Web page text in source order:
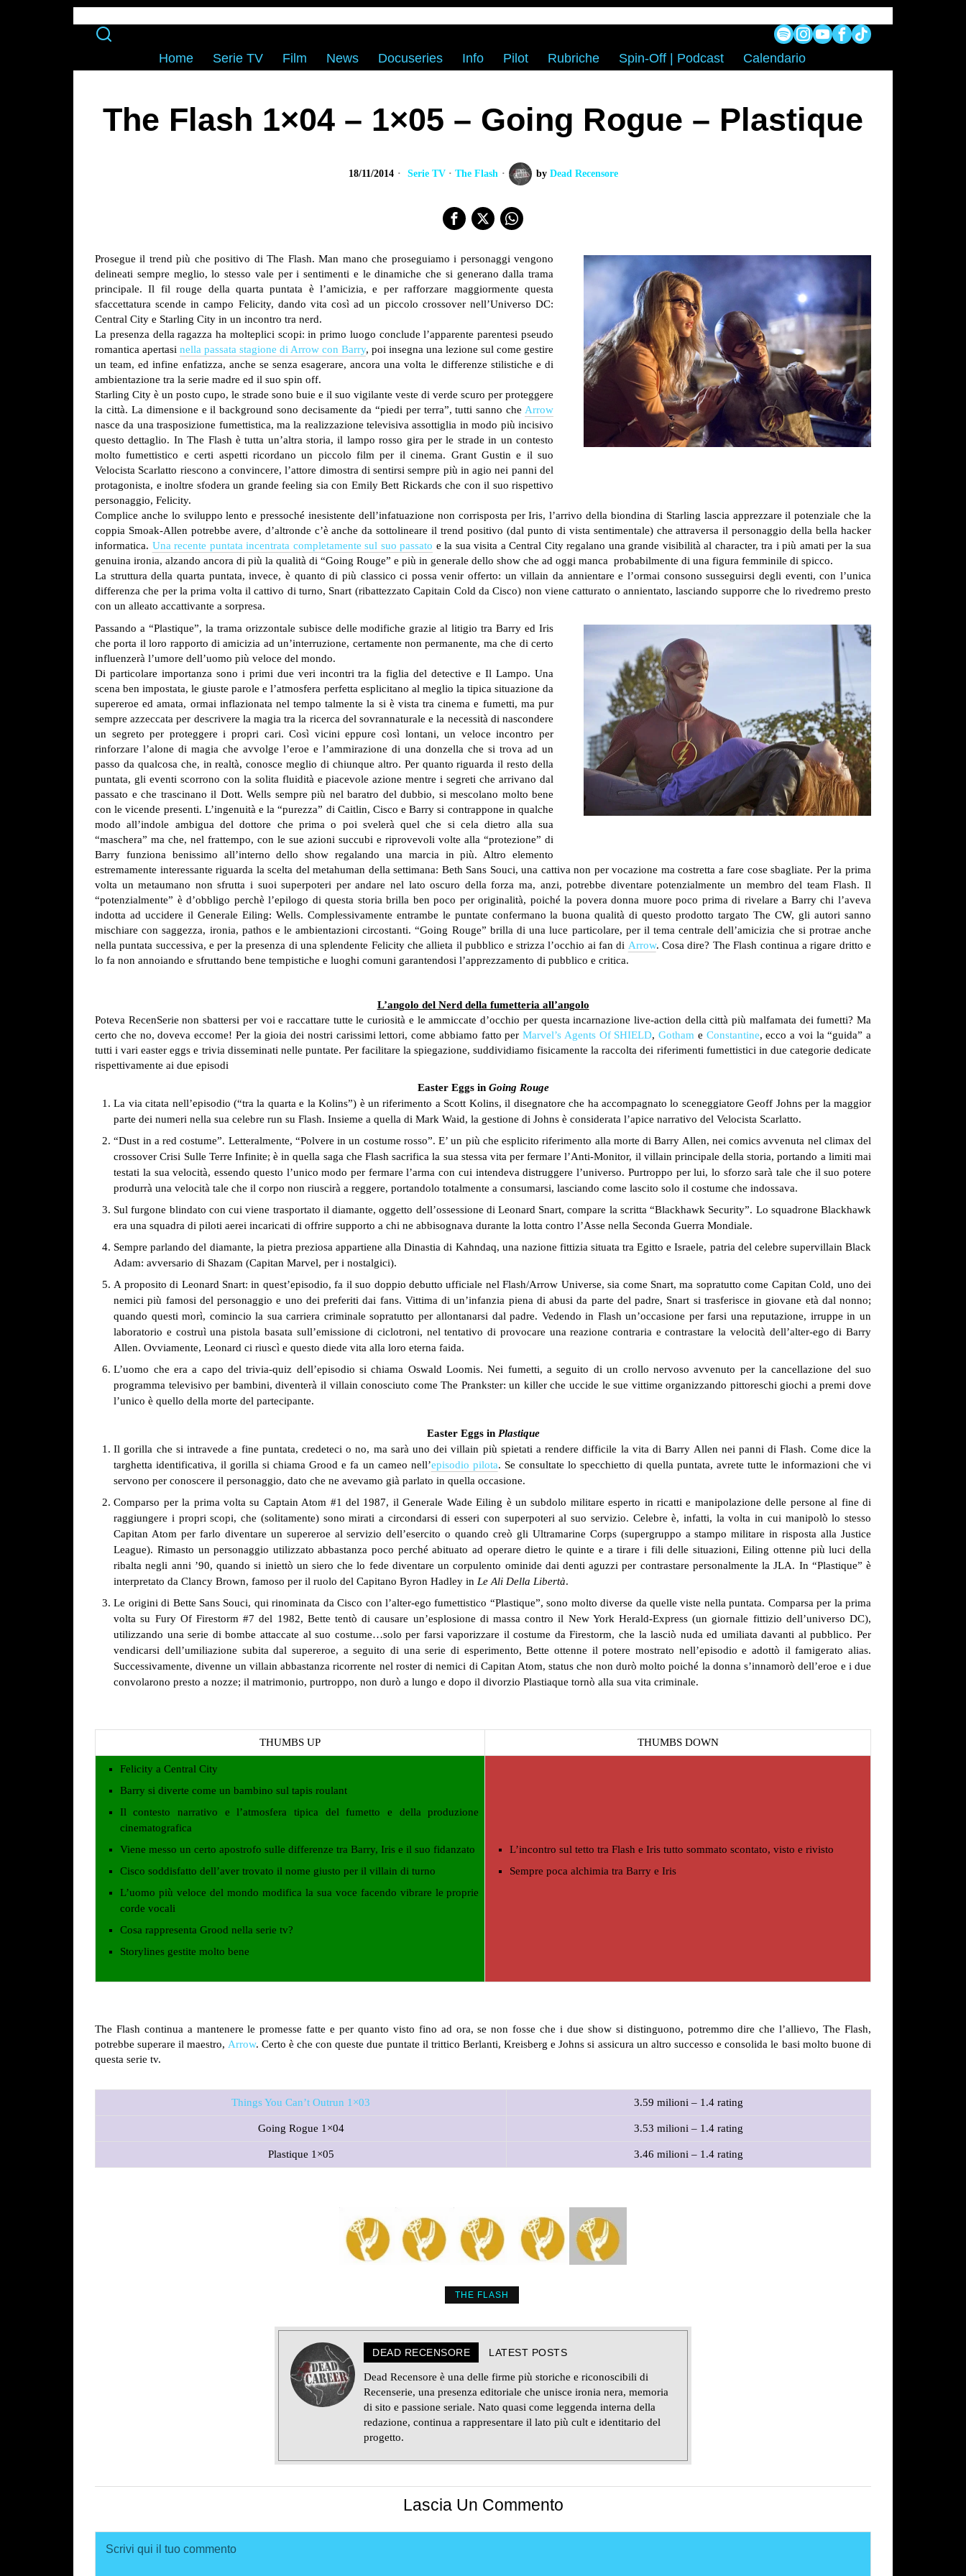
Home Serie TV Film News Docuseries Info Pilot Rubriche Spin-Off | Podcast Calendario
The Flash 1×04 – 1×05 – Going Rogue – Plastique
18/11/2014 Serie TV · The Flash by Dead Recensore
Prosegue il trend più che positivo di The Flash. Man mano che proseguiamo i personaggi vengono
delineati sempre meglio, lo stesso vale per i sentimenti e le dinamiche che si generano dalla trama
principale. Il fil rouge della quarta puntata è l’amicizia, e per rafforzare maggiormente questa
sfaccettatura scende in campo Felicity, dando vita così ad un piccolo crossover nell’Universo DC:
Central City e Starling City in un incontro tra nerd.
La presenza della ragazza ha molteplici scopi: in primo luogo conclude l’apparente parentesi pseudo
romantica apertasi nella passata stagione di Arrow con Barry, poi insegna una lezione sul come gestire
un team, ed infine enfatizza, anche se senza esagerare, ancora una volta le differenze stilistiche e di
ambientazione tra la serie madre ed il suo spin off.
Starling City è un posto cupo, le strade sono buie e il suo vigilante veste di verde scuro per proteggere
la città. La dimensione e il background sono decisamente da “piedi per terra”, tutti sanno che Arrow
nasce da una trasposizione fumettistica, ma la realizzazione televisiva assottiglia in modo più incisivo
questo dettaglio. In The Flash è tutta un’altra storia, il lampo rosso gira per le strade in un contesto
molto fumettistico e certi aspetti ricordano un piccolo film per il cinema. Grant Gustin e il suo
Velocista Scarlatto riescono a convincere, l’attore dimostra di sentirsi sempre più in agio nei panni del
protagonista, e inoltre sfodera un grande feeling sia con Emily Bett Rickards che con il suo rispettivo
personaggio, Felicity.
Complice anche lo sviluppo lento e pressoché inesistente dell’infatuazione non corrisposta per Iris, l’arrivo della biondina di Starling lascia apprezzare il potenziale che la
coppia Smoak-Allen potrebbe avere, d’altronde c’è anche da sottolineare il trend positivo (dal punto di vista sentimentale) che attraversa il personaggio della bella hacker
informatica. Una recente puntata incentrata completamente sul suo passato e la sua visita a Central City regalano una grande visibilità al character, tra i più amati per la sua
genuina ironia, alzando ancora di più la qualità di “Going Rouge” e più in generale dello show che ad oggi manca probabilmente di una figura femminile di spicco.
La struttura della quarta puntata, invece, è quanto di più classico ci possa venir offerto: un villain da annientare e l’ormai consono susseguirsi degli eventi, con l’unica
differenza che per la prima volta il cattivo di turno, Snart (ribattezzato Capitain Cold da Cisco) non viene catturato o annientato, lasciando supporre che lo rivedremo presto
con un alleato accattivante a sorpresa.
Passando a “Plastique”, la trama orizzontale subisce delle modifiche grazie al litigio tra Barry ed Iris
che porta il loro rapporto di amicizia ad un’interruzione, certamente non permanente, ma che di certo
influenzerà l’umore dell’uomo più veloce del mondo.
Di particolare importanza sono i primi due veri incontri tra la figlia del detective e Il Lampo. Una
scena ben impostata, le giuste parole e l’atmosfera perfetta esplicitano al meglio la tipica situazione da
supereroe ed amata, ormai inflazionata nel tempo talmente la si è vista tra cinema e fumetti, ma pur
sempre azzeccata per descrivere la magia tra la ricerca del sovrannaturale e la necessità di nascondere
un segreto per proteggere i propri cari. Così vicini eppure così lontani, un veloce incontro per
rinforzare l’alone di magia che avvolge l’eroe e l’ammirazione di una donzella che si trova ad un
passo da qualcosa che, in realtà, conosce meglio di chiunque altro. Per quanto riguarda il resto della
puntata, gli eventi scorrono con la solita fluidità e piacevole azione mentre i segreti che arrivano dal
passato e che trascinano il Dott. Wells sempre più nel baratro del dubbio, si mescolano molto bene
con le vicende presenti. L’ingenuità e la “purezza” di Caitlin, Cisco e Barry si contrappone in qualche
modo all’indole ambigua del dottore che prima o poi svelerà quel che si cela dietro alla sua
“maschera” ma che, nel frattempo, con le sue azioni succubi e riprovevoli volte alla “protezione” di
Barry funziona benissimo all’interno dello show regalando una marcia in più. Altro elemento
estremamente interessante riguarda la scelta del metahuman della settimana: Beth Sans Souci, una cattiva non per vocazione ma costretta a fare cose sbagliate. Per la prima
volta un metaumano non sfrutta i suoi superpoteri per andare nel lato oscuro della forza ma, anzi, potrebbe diventare potenzialmente un membro del team Flash. Il
“potenzialmente” è d’obbligo perchè l’epilogo di questa storia brilla ben poco per originalità, poiché la povera donna muore poco prima di rivelare a Barry chi l’aveva
indotta ad uccidere il Generale Eiling: Wells. Complessivamente entrambe le puntate confermano la buona qualità di questo prodotto targato The CW, gli autori sanno
mischiare con saggezza, ironia, pathos e le ambientazioni circostanti. “Going Rouge” brilla di una luce particolare, per il tema centrale dell’amicizia che si protrae anche
nella puntata successiva, e per la presenza di una splendente Felicity che allieta il pubblico e strizza l’occhio ai fan di Arrow. Cosa dire? The Flash continua a rigare dritto e
lo fa non annoiando e sfruttando bene tempistiche e luoghi comuni garantendosi l’apprezzamento di pubblico e critica.
L’angolo del Nerd della fumetteria all’angolo
Poteva RecenSerie non sbattersi per voi e raccattare tutte le curiosità e le ammiccate d’occhio per questa incarnazione live-action della città più malfamata dei fumetti? Ma
certo che no, doveva eccome! Per la gioia dei nostri carissimi lettori, come abbiamo fatto per Marvel’s Agents Of SHIELD, Gotham e Constantine, ecco a voi la “guida” a
tutti i vari easter eggs e trivia disseminati nelle puntate. Per facilitare la spiegazione, suddividiamo fisicamente la raccolta dei riferimenti fumettistici in due categorie dedicate
rispettivamente ai due episodi
Easter Eggs in Going Rouge
La via citata nell’episodio (“tra la quarta e la Kolins”) è un riferimento a Scott Kolins, il disegnatore che ha accompagnato lo sceneggiatore Geoff Johns per la maggior
parte dei numeri nella sua celebre run su Flash. Insieme a quella di Mark Waid, la gestione di Johns è considerata l’apice narrativo del Velocista Scarlatto.
“Dust in a red costume”. Letteralmente, “Polvere in un costume rosso”. E’ un più che esplicito riferimento alla morte di Barry Allen, nei comics avvenuta nel climax del
crossover Crisi Sulle Terre Infinite; è in quella saga che Flash sacrifica la sua stessa vita per fermare l’Anti-Monitor, il villain principale della storia, portando a limiti mai
testati la sua velocità, essendo questo l’unico modo per fermare l’arma con cui intendeva distruggere l’universo. Purtroppo per lui, lo sforzo sarà tale che il suo potere
produrrà una velocità tale che il corpo non riuscirà a reggere, portandolo totalmente a consumarsi, lasciando come lascito solo il costume che indossava.
Sul furgone blindato con cui viene trasportato il diamante, oggetto dell’ossessione di Leonard Snart, compare la scritta “Blackhawk Security”. Lo squadrone Blackhawk
era una squadra di piloti aerei incaricati di offrire supporto a chi ne abbisognava durante la lotta contro l’Asse nella Seconda Guerra Mondiale.
Sempre parlando del diamante, la pietra preziosa appartiene alla Dinastia di Kahndaq, una nazione fittizia situata tra Egitto e Israele, patria del celebre supervillain Black
Adam: avversario di Shazam (Capitan Marvel, per i nostalgici).
A proposito di Leonard Snart: in quest’episodio, fa il suo doppio debutto ufficiale nel Flash/Arrow Universe, sia come Snart, ma sopratutto come Capitan Cold, uno dei
nemici più famosi del personaggio e uno dei preferiti dai fans. Vittima di un’infanzia piena di abusi da parte del padre, Snart si trasferisce in giovane età dal nonno;
quando questi morì, comincio la sua carriera criminale sopratutto per allontanarsi dal padre. Vedendo in Flash un’occasione per farsi una reputazione, irruppe in un
laboratorio e costruì una pistola basata sull’emissione di ciclotroni, nel tentativo di provocare una reazione contraria e contrastare la velocità dell’alter-ego di Barry
Allen. Ovviamente, Leonard ci riuscì e questo diede vita alla loro eterna faida.
L’uomo che era a capo del trivia-quiz dell’episodio si chiama Oswald Loomis. Nei fumetti, a seguito di un crollo nervoso avvenuto per la cancellazione del suo
programma televisivo per bambini, diventerà il villain conosciuto come The Prankster: un killer che uccide le sue vittime organizzando pittoreschi giochi a premi dove
l’unico è quello della morte del partecipante.
Easter Eggs in Plastique
Il gorilla che si intravede a fine puntata, credeteci o no, ma sarà uno dei villain più spietati a rendere difficile la vita di Barry Allen nei panni di Flash. Come dice la
targhetta identificativa, il gorilla si chiama Grood e fa un cameo nell’episodio pilota. Se consultate lo specchietto di quella puntata, avrete tutte le informazioni che vi
servono per conoscere il personaggio, dato che ne avevamo già parlato in quella occasione.
Comparso per la prima volta su Captain Atom #1 del 1987, il Generale Wade Eiling è un subdolo militare esperto in ricatti e manipolazione delle persone al fine di
raggiungere i propri scopi, che (solitamente) sono mirati a circondarsi di esseri con superpoteri al suo servizio. Celebre è, infatti, la volta in cui manipolò lo stesso
Capitan Atom per farlo diventare un supereroe al servizio dell’esercito o quando creò gli Ultramarine Corps (supergruppo a stampo militare in risposta alla Justice
League). Rimasto un personaggio utilizzato abbastanza poco perché abituato ad operare dietro le quinte e a tirare i fili delle situazioni, Eiling ottenne più luci della
ribalta negli anni ’90, quando si iniettò un siero che lo fede diventare un corpulento ominide dai denti aguzzi per contrastare personalmente la JLA. In “Plastique” è
interpretato da Clancy Brown, famoso per il ruolo del Capitano Byron Hadley in Le Ali Della Libertà.
Le origini di Bette Sans Souci, qui rinominata da Cisco con l’alter-ego fumettistico “Plastique”, sono molto diverse da quelle viste nella puntata. Comparsa per la prima
volta su Fury Of Firestorm #7 del 1982, Bette tentò di causare un’esplosione di massa contro il New York Herald-Express (un giornale fittizio dell’universo DC),
utilizzando una serie di bombe attaccate al suo costume…solo per farsi vaporizzare il costume da Firestorm, che la lasciò nuda ed umiliata davanti al pubblico. Per
vendicarsi dell’umiliazione subita dal supereroe, a seguito di una serie di esperimento, Bette ottenne il potere mostrato nell’episodio e adottò il famigerato alias.
Successivamente, divenne un villain abbastanza ricorrente nel roster di nemici di Capitan Atom, status che non durò molto poiché la donna s’innamorò dell’eroe e i due
convolarono presto a nozze; il matrimonio, purtroppo, non durò a lungo e dopo il divorzio Plastiaque tornò alla sua vita criminale.
THUMBS UP THUMBS DOWN
Felicity a Central City
Barry si diverte come un bambino sul tapis roulant
Il contesto narrativo e l’atmosfera tipica del fumetto e della produzione
cinematografica
Viene messo un certo apostrofo sulle differenze tra Barry, Iris e il suo fidanzato
Cisco soddisfatto dell’aver trovato il nome giusto per il villain di turno
L’uomo più veloce del mondo modifica la sua voce facendo vibrare le proprie
corde vocali
Cosa rappresenta Grood nella serie tv?
Storylines gestite molto bene
L’incontro sul tetto tra Flash e Iris tutto sommato scontato, visto e rivisto
Sempre poca alchimia tra Barry e Iris
The Flash continua a mantenere le promesse fatte e per quanto visto fino ad ora, se non fosse che i due show si distinguono, potremmo dire che l’allievo, The Flash,
potrebbe superare il maestro, Arrow. Certo è che con queste due puntate il trittico Berlanti, Kreisberg e Johns si assicura un altro successo e consolida le basi molto buone di
questa serie tv.
Things You Can’t Outrun 1×03 3.59 milioni – 1.4 rating
Going Rogue 1×04 3.53 milioni – 1.4 rating
Plastique 1×05 3.46 milioni – 1.4 rating
THE FLASH
DEAD RECENSORE LATEST POSTS
Dead Recensore è una delle firme più storiche e riconoscibili di
Recenserie, una presenza editoriale che unisce ironia nera, memoria
di sito e passione seriale. Nato quasi come leggenda interna della
redazione, continua a rappresentare il lato più cult e identitario del
progetto.
Lascia Un Commento